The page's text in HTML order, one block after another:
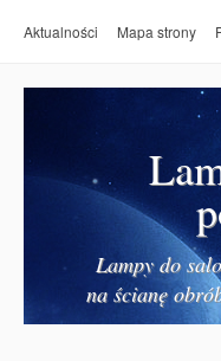
Aktualności Mapa strony
Lampy do
na ścianę